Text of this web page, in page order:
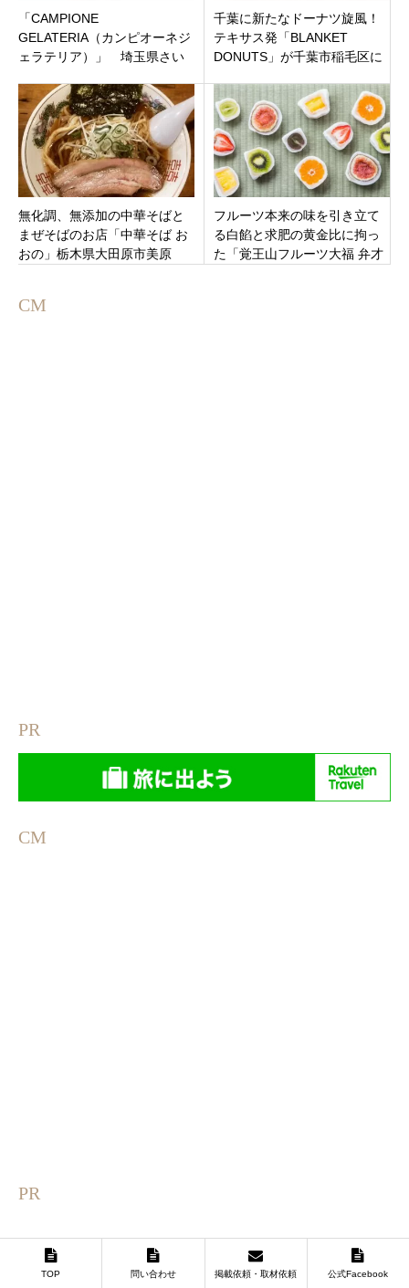
「CAMPIONE
GELATERIA（カンピオーネジ
ェラテリア）」 埼玉県さい
千葉に新たなドーナツ旋風！
テキサス発「BLANKET
DONUTS」が千葉市稲毛区に
無化調、無添加の中華そばと
まぜそばのお店「中華そば お
おの」栃木県大田原市美原
フルーツ本来の味を引き立て
る白餡と求肥の⻩金比に拘っ
た「覚王山フルーツ大福 弁才
CM
PR
CM
PR
TOP 問い合わせ 掲載依頼・取材依頼 公式Facebook